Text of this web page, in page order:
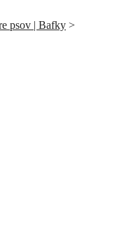
psov | Bafky >